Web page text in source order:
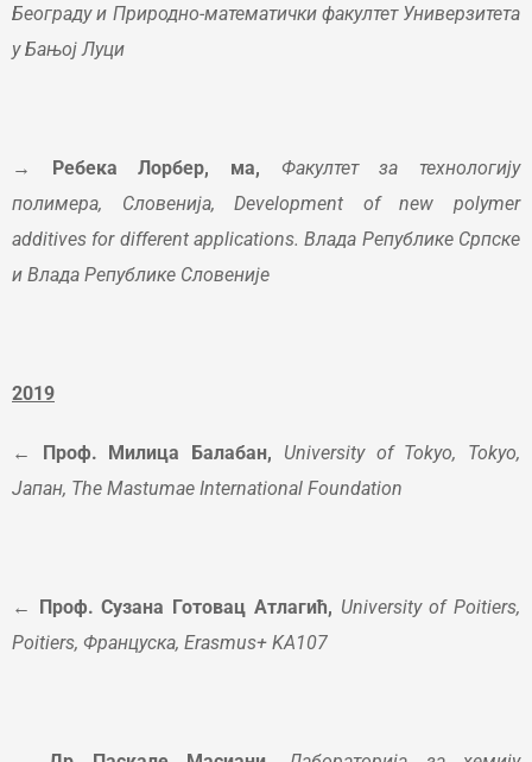
Београду и Природно-математички факултет Универзитета
у Бањој Луци
→ Ребека Лорбер, ма,
Факултет за технологију
полимера, Словенија, Development of new polymer
additives for different applications. Влада Републике Српске
и Влада Републике Словеније
2019
← Проф. Милица Балабан, University of Tokyo, Tokyo,
Јапан, The Mastumae International Foundation
← Проф. Сузана Готовац Атлагић, University of Poitiers,
Poitiers, Француска, Erasmus+ KA107